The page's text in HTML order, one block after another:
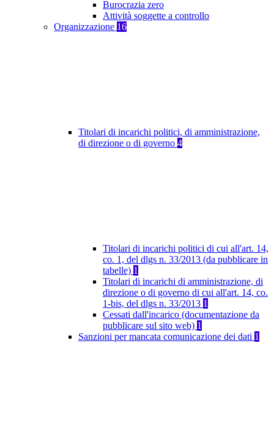
Burocrazia zero
Attività soggette a controllo
Organizzazione 16
Titolari di incarichi politici, di amministrazione,
di direzione o di governo 4
Titolari di incarichi politici di cui all'art. 14,
co. 1, del dlgs n. 33/2013 (da pubblicare in
tabelle) 1
Titolari di incarichi di amministrazione, di
direzione o di governo di cui all'art. 14, co.
1-bis, del dlgs n. 33/2013 1
Cessati dall'incarico (documentazione da
pubblicare sul sito web) 1
Sanzioni per mancata comunicazione dei dati 1